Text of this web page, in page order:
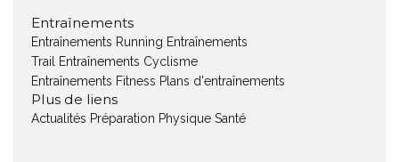
Entraînements
Entraînements Running Entraînements
Trail
Entraînements Cyclisme
Entraînements Fitness Plans d'entraînements
Plus de liens
Actualités Préparation Physique Santé